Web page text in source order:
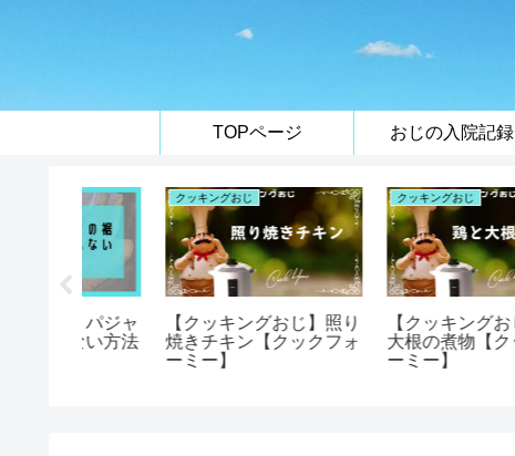
TOPページ おじの入院記録
体験談
【体験談】障がい者用IC
カードを作って使ってみ
おばの知恵袋
【おばの知恵袋】薬の飲
み忘れを防止する方法